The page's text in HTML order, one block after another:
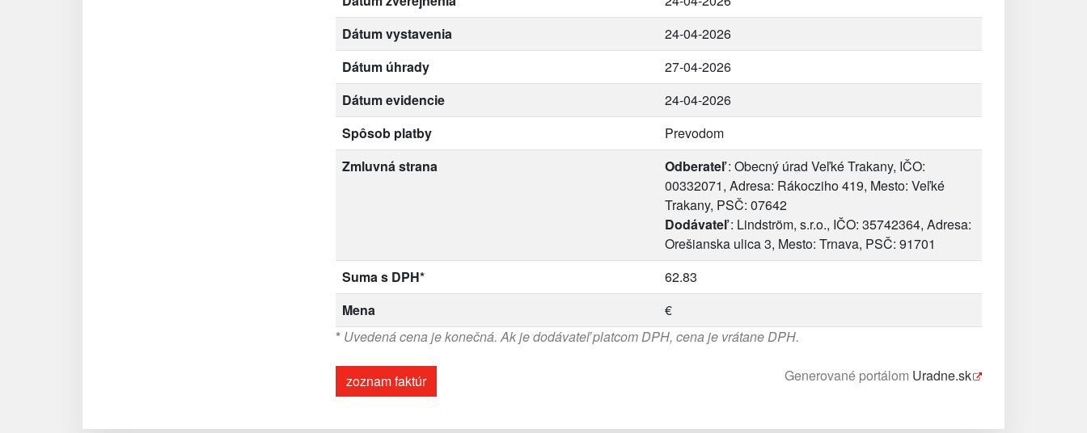
Dátum vystavenia
24-04-2026
Dátum úhrady
27-04-2026
Dátum evidencie
24-04-2026
Spôsob platby
Prevodom
Zmluvná strana
Odberateľ: Obecný úrad Veľké Trakany, IČO:
00332071, Adresa: Rákocziho 419, Mesto: Veľké
Trakany, PSČ: 07642
Dodávateľ: Lindström, s.r.o., IČO: 35742364, Adresa:
Orešianska ulica 3, Mesto: Trnava, PSČ: 91701
Suma s DPH*
62.83
Mena
€
* Uvedená cena je konečná. Ak je dodávateľ platcom DPH, cena je vrátane DPH.
zoznam faktúr Generované portálom Uradne.sk